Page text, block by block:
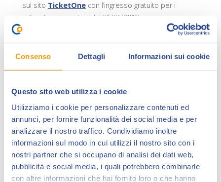
Consenso Dettagli Informazioni sui cookie
Questo sito web utilizza i cookie
Utilizziamo i cookie per personalizzare contenuti ed
annunci, per fornire funzionalità dei social media e per
analizzare il nostro traffico. Condividiamo inoltre
informazioni sul modo in cui utilizzi il nostro sito con i
nostri partner che si occupano di analisi dei dati web,
pubblicità e social media, i quali potrebbero combinarle
con altre informazioni che hai fornito loro o che hanno
sul sito TicketOnecon l’ingresso gratuito per i
minorinati a partire dal 01/01/2013.
(massimo 2) dei minori che
ridotto.
Sono disponibili riduzioni anche perOver 65.
Ilbiglietto omaggio per persone con
disabilitàsarà ritirabile alla biglietteria di Lucca
Collezionando presso il Polo Fiere nei due giorni
di manifestazione. Per n. 1 accompagnatore di
persona con disabilità è previsto l’ingresso